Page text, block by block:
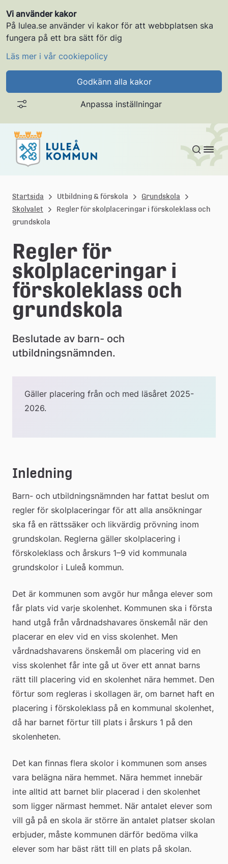
Vi använder kakor
På lulea.se använder vi kakor för att webbplatsen ska
fungera på ett bra sätt för dig
Läs mer i vår cookiepolicy
Godkänn alla kakor
Anpassa inställningar
Gå till innehållet
u
l
e
å
k
o
m
m
u
Startsida Utbildning & förskola
Grundskola
Skolvalet
Regler för skolplaceringar i förskoleklass och
grundskola
Regler för
skolplaceringar i
förskoleklass och
grundskola
Beslutade av barn- och
utbildningsnämnden.
Gäller placering från och med läsåret 2025-
2026.
Inledning
Barn- och utbildningsnämnden har fattat beslut om
regler för skolplaceringar för att alla ansökningar
ska få en rättssäker och likvärdig prövning inom
grundskolan. Reglerna gäller skolplacering i
förskoleklass och årskurs 1–9 vid kommunala
grundskolor i Luleå kommun.
Det är kommunen som avgör hur många elever som
får plats vid varje skolenhet. Kommunen ska i första
hand utgå från vårdnadshavares önskemål när den
placerar en elev vid en viss skolenhet. Men
vårdnadshavarens önskemål om placering vid en
viss skolenhet får inte gå ut över ett annat barns
rätt till placering vid en skolenhet nära hemmet. Den
förtur som regleras i skollagen är, om barnet haft en
placering i förskoleklass på en kommunal skolenhet,
då har barnet förtur till plats i årskurs 1 på den
skolenheten.
Det kan finnas flera skolor i kommunen som anses
vara belägna nära hemmet. Nära hemmet innebär
inte alltid att barnet blir placerad i den skolenhet
som ligger närmast hemmet. När antalet elever som
vill gå på en skola är större än antalet platser skolan
erbjuder, måste kommunen därför bedöma vilka
elever som har bäst rätt till en plats på skolan.